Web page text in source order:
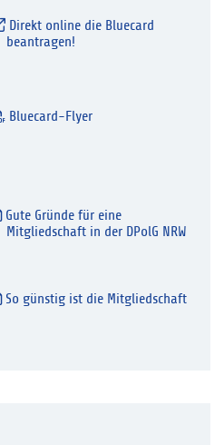
Direkt online die Bluecard
beantragen!
Bluecard-Flyer
Gute Gründe für eine
Mitgliedschaft in der DPolG NRW
So günstig ist die Mitgliedschaft